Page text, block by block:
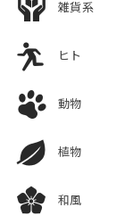
雑貨系
ヒト
動物
植物
和風